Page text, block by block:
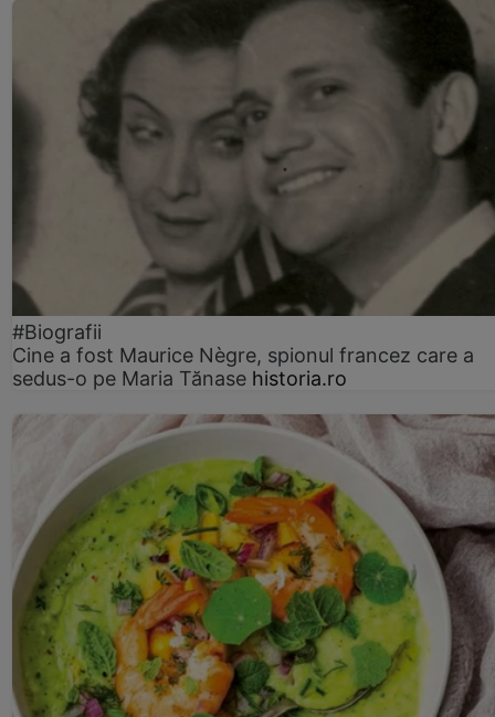
#Biografii
Cine a fost Maurice Nègre, spionul francez care a
sedus-o pe Maria Tănase historia.ro